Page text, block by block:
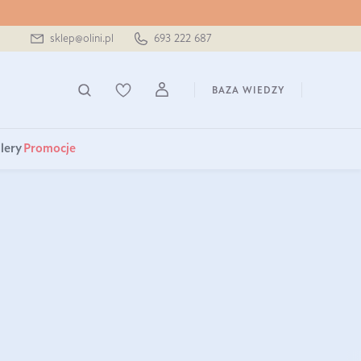
sklep@olini.pl 693 222 687
BAZA WIEDZY
Promocje